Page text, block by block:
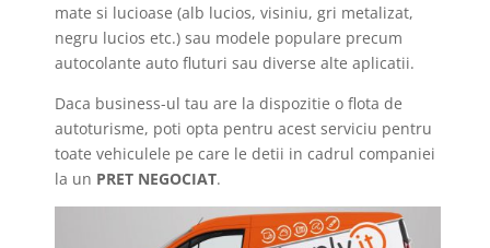
mate si lucioase (alb lucios, visiniu, gri metalizat,
negru lucios etc.) sau modele populare precum
autocolante auto fluturi sau diverse alte aplicatii.
Daca business-ul tau are la dispozitie o flota de
autoturisme, poti opta pentru acest serviciu pentru
toate vehiculele pe care le detii in cadrul companiei
la un PRET NEGOCIAT.